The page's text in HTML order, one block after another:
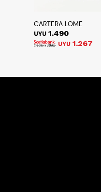
CARTERA LOME
UYU 1.490
UYU 1.267